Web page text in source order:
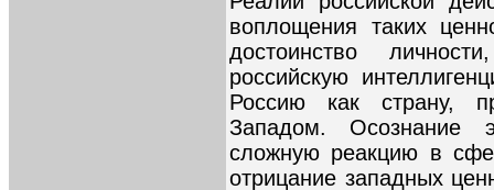
воплощения таких
достоинство
российскую
Россию как страну,
Западом. Осознание
сложную реакцию в
отрицание западных